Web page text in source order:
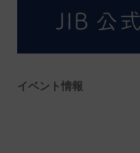
イベント情報